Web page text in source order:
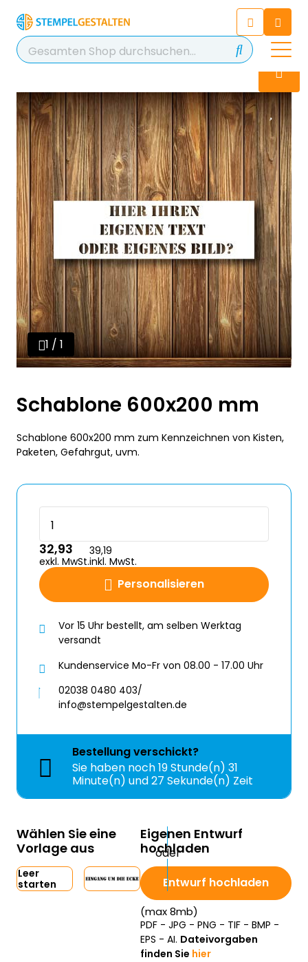
Chatten Sie 24/7 mit unserem
hilfreichen Chatbot
Kontakt
+49 2038 0480 403
1 / 1
Schablone 600x200 mm
Schablone 600x200 mm zum Kennzeichnen von Kisten,
Paketen, Gefahrgut, uvm.
Personalisieren
32,93
exkl. MwSt.
39,19
inkl. MwSt.
Vor 15 Uhr bestellt, am selben Werktag
versandt
Kundenservice Mo-Fr von 08.00 - 17.00 Uhr
02038 0480 403/
info@stempelgestalten.de
Bestellungverschickt?
Sie haben noch19 Stunde(n) 31
Minute(n) und 27 Sekunde(n) Zeit
Wählen Sie eine
Vorlage aus
Leer
starten
Eigenen Entwurf
hochladen
Entwurf hochladen
(max 8mb)
PDF - JPG - PNG - TIF - BMP -
EPS - AI. Dateivorgaben
finden Sie hier